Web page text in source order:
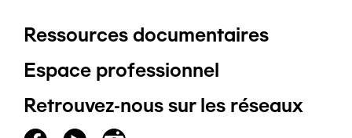
Pied
de
page
Ressources documentaires
Espace professionnel
Retrouvez-nous sur les réseaux